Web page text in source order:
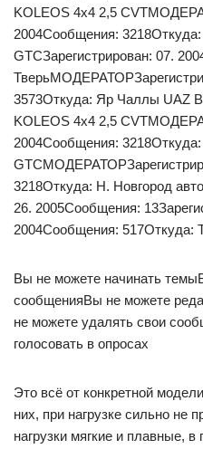
KOLEOS 4х4 2,5
2004Сообщения:
GTCЗарегистрирован: 07.
3573Откуда: Яр Чаллы UAZ
KOLEOS 4х4 2,5
2004Сообщения:
3218Откуда: Н. Новгород
26. 2005Сообщения:
2004Сообщения: 517Откуда:
Вы не можете начинать
сообщенияВы не можете
не можете удалять свои
голосовать в опросах
Это всё от конкретной
них, при нагрузке сильно не
нагрузки мягкие и плавные,